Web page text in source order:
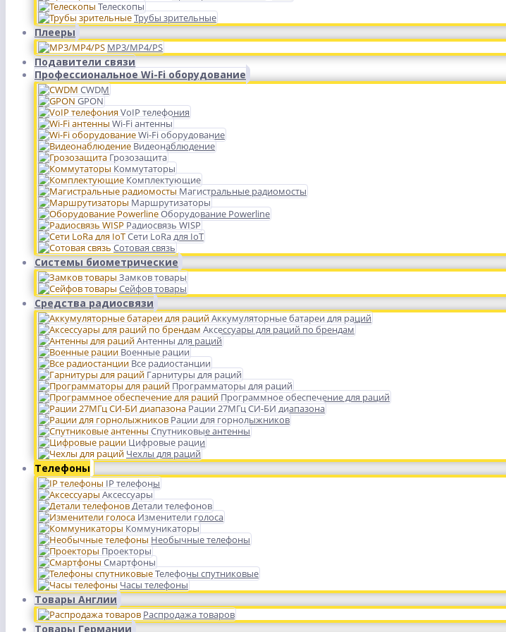
Телескопы
Трубы зрительные
Плееры
MP3/MP4/PS
Подавители связи
Профессиональное Wi-Fi оборудование
CWDM
GPON
VoIP телефония
Wi-Fi антенны
Wi-Fi оборудование
Видеонаблюдение
Грозозащита
Коммутаторы
Комплектующие
Магистральные радиомосты
Маршрутизаторы
Оборудование Powerline
Радиосвязь WISP
Сети LoRa для IoT
Сотовая связь
Системы биометрические
Замков товары
Сейфов товары
Средства радиосвязи
Аккумуляторные батареи для раций
Аксессуары для раций по брендам
Антенны для раций
Военные рации
Все радиостанции
Гарнитуры для раций
Программаторы для раций
Программное обеспечение для раций
Рации 27МГц СИ-БИ диапазона
Рации для горнолыжников
Спутниковые антенны
Цифровые рации
Чехлы для раций
Телефоны
IP телефоны
Аксессуары
Детали телефонов
Изменители голоса
Коммуникаторы
Необычные телефоны
Проекторы
Смартфоны
Телефоны спутниковые
Часы телефоны
Товары Англии
Распродажа товаров
Товары Германии